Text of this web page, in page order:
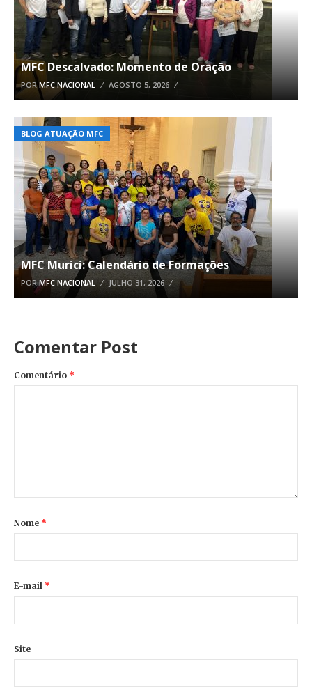
MFC Descalvado: Momento de Oração
PORMFC NACIONAL AGOSTO 5, 2026
BLOG ATUAÇÃO MFC
MFC Murici: Calendário de Formações
POR MFC NACIONAL JULHO 31, 2026
Comentar Post
Comentário *
Nome *
E-mail *
Site